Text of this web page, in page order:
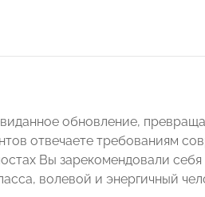
обновление,
отвечаете требованиям
Вы зарекомендовали
волевой и энергичный